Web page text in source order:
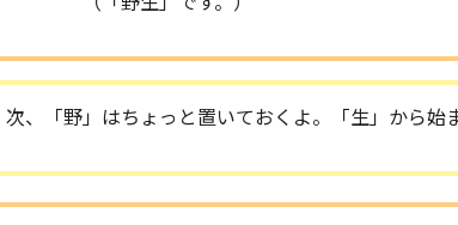
次、「野」はちょっと置いておくよ。「生」から始